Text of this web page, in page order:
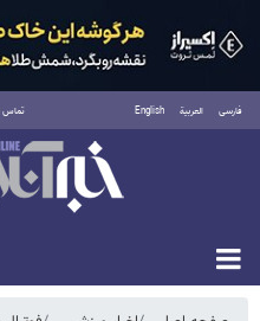
فارسی العربية English تماس
شنبه ۱۷ مرداد ۱۴۰۵